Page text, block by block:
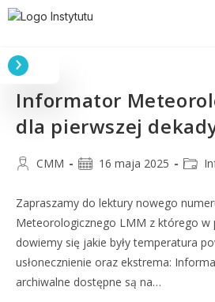
Informator
dla pierwszej
CMM 16 maja 2025
Zapraszamy do lektury nowego
Meteorologicznego LMM z którego w
dowiemy się jakie były temperatura
usłonecznienie oraz ekstrema:
archiwalne dostępne są na…